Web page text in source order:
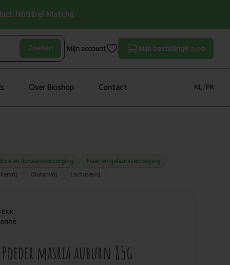
Nutribel Matcha
Zoeken Mijn account Mijn bestelling€ 0,00
Over Bioshop Contact NL FR
en lichaamverzorging
Haar en gelaatsverzorging
Glutenvrij Lactosevrij
masria auburn 85g